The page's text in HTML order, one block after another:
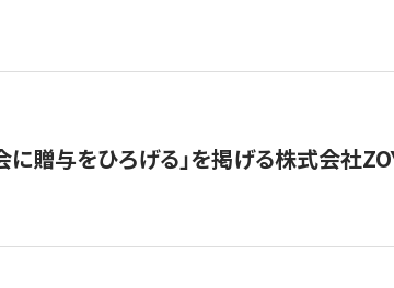
に贈与をひろげる」を掲げる株式会社